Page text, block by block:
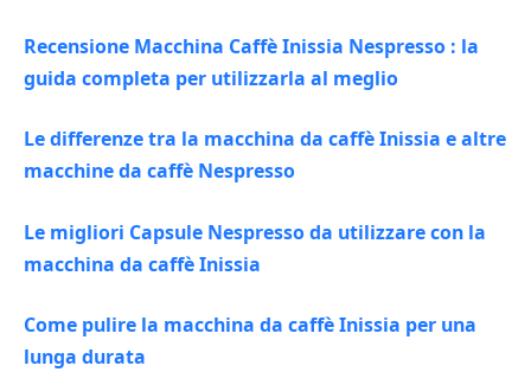
Recensione Macchina Caffè Inissia Nespresso : la
guida completa per utilizzarla al meglio
Le differenze tra la macchina da caffè Inissia e altre
macchine da caffè Nespresso
Le migliori Capsule Nespresso da utilizzare con la
macchina da caffè Inissia
Come pulire la macchina da caffè Inissia per una
lunga durata